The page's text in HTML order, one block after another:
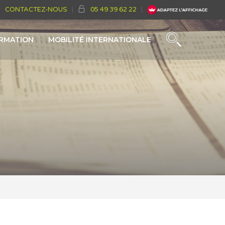
CONTACTEZ-NOUS 05 49 39 62 22
MOBILITÉ INTERNATIONALE